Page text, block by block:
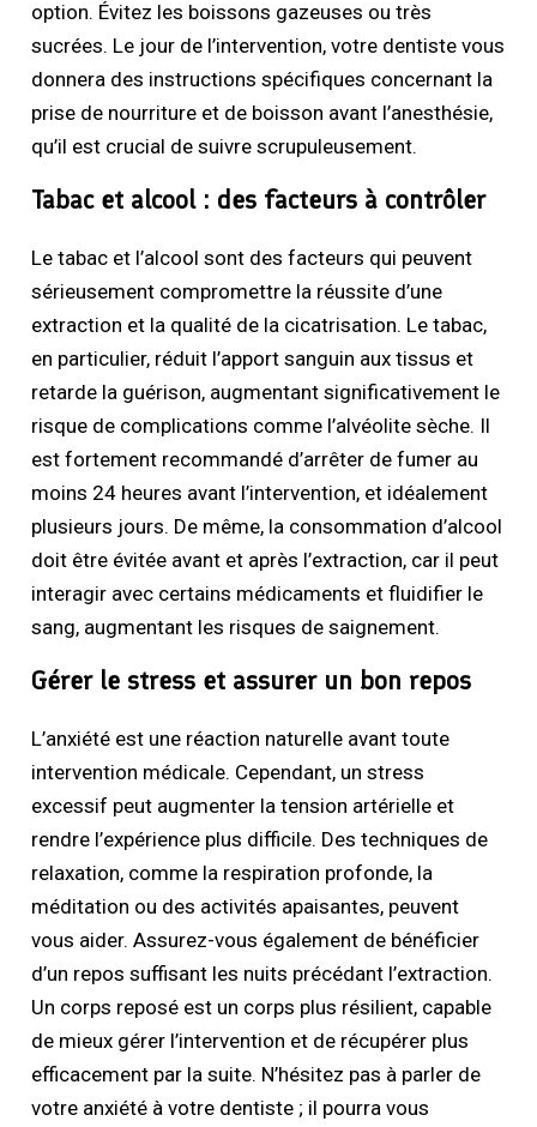
option. Évitez les boissons gazeuses ou très
sucrées. Le jour de l’intervention, votre dentiste vous
donnera des instructions spécifiques concernant la
prise de nourriture et de boisson avant l’anesthésie,
qu’il est crucial de suivre scrupuleusement.
Tabac et alcool : des facteurs à contrôler
Le tabac et l’alcool sont des facteurs qui peuvent
sérieusement compromettre la réussite d’une
extraction et la qualité de la cicatrisation. Le tabac,
en particulier, réduit l’apport sanguin aux tissus et
retarde la guérison, augmentant significativement le
risque de complications comme l’alvéolite sèche. Il
est fortement recommandé d’arrêter de fumer au
moins 24 heures avant l’intervention, et idéalement
plusieurs jours. De même, la consommation d’alcool
doit être évitée avant et après l’extraction, car il peut
interagir avec certains médicaments et fluidifier le
sang, augmentant les risques de saignement.
Gérer le stress et assurer un bon repos
L’anxiété est une réaction naturelle avant toute
intervention médicale. Cependant, un stress
excessif peut augmenter la tension artérielle et
rendre l’expérience plus difficile. Des techniques de
relaxation, comme la respiration profonde, la
méditation ou des activités apaisantes, peuvent
vous aider. Assurez-vous également de bénéficier
d’un repos suffisant les nuits précédant l’extraction.
Un corps reposé est un corps plus résilient, capable
de mieux gérer l’intervention et de récupérer plus
efficacement par la suite. N’hésitez pas à parler de
votre anxiété à votre dentiste ; il pourra vous